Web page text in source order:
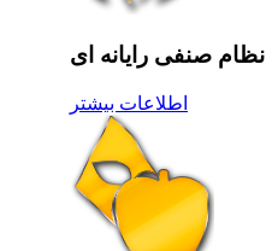
صنفی رایانه ای
اطلاعات بیشتر